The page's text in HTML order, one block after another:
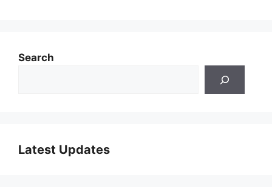
Search
Latest Updates